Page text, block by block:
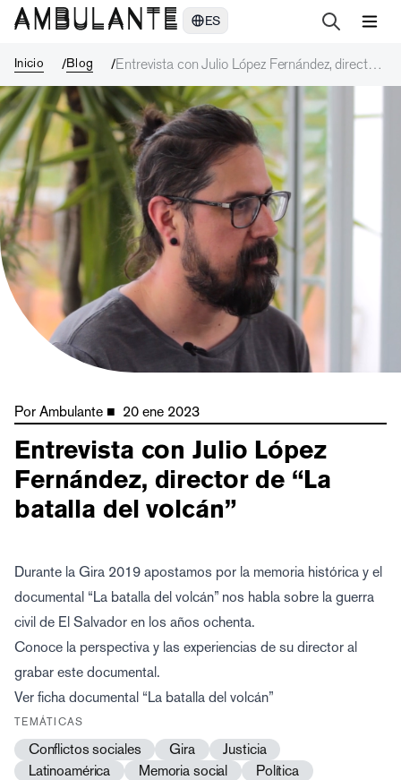
ES
Inicio Blog
Entrevista con Julio López Fernández, director
de “La batalla del volcán”
Por Ambulante ■ 20 ene 2023
Entrevista con Julio López
Fernández, director de “La
batalla del volcán”
Durante la Gira 2019 apostamos por la memoria histórica y el
documental “La batalla del volcán” nos habla sobre la guerra
civil de El Salvador en los años ochenta.
Conoce la perspectiva y las experiencias de su director al
grabar este documental.
Ver ficha documental “La batalla del volcán”
TEMÁTICAS
Conflictos sociales Gira
Justicia
Latinoamérica
Memoria social
Política
Entrevista con Julio López Fernández, director de “La batalla del